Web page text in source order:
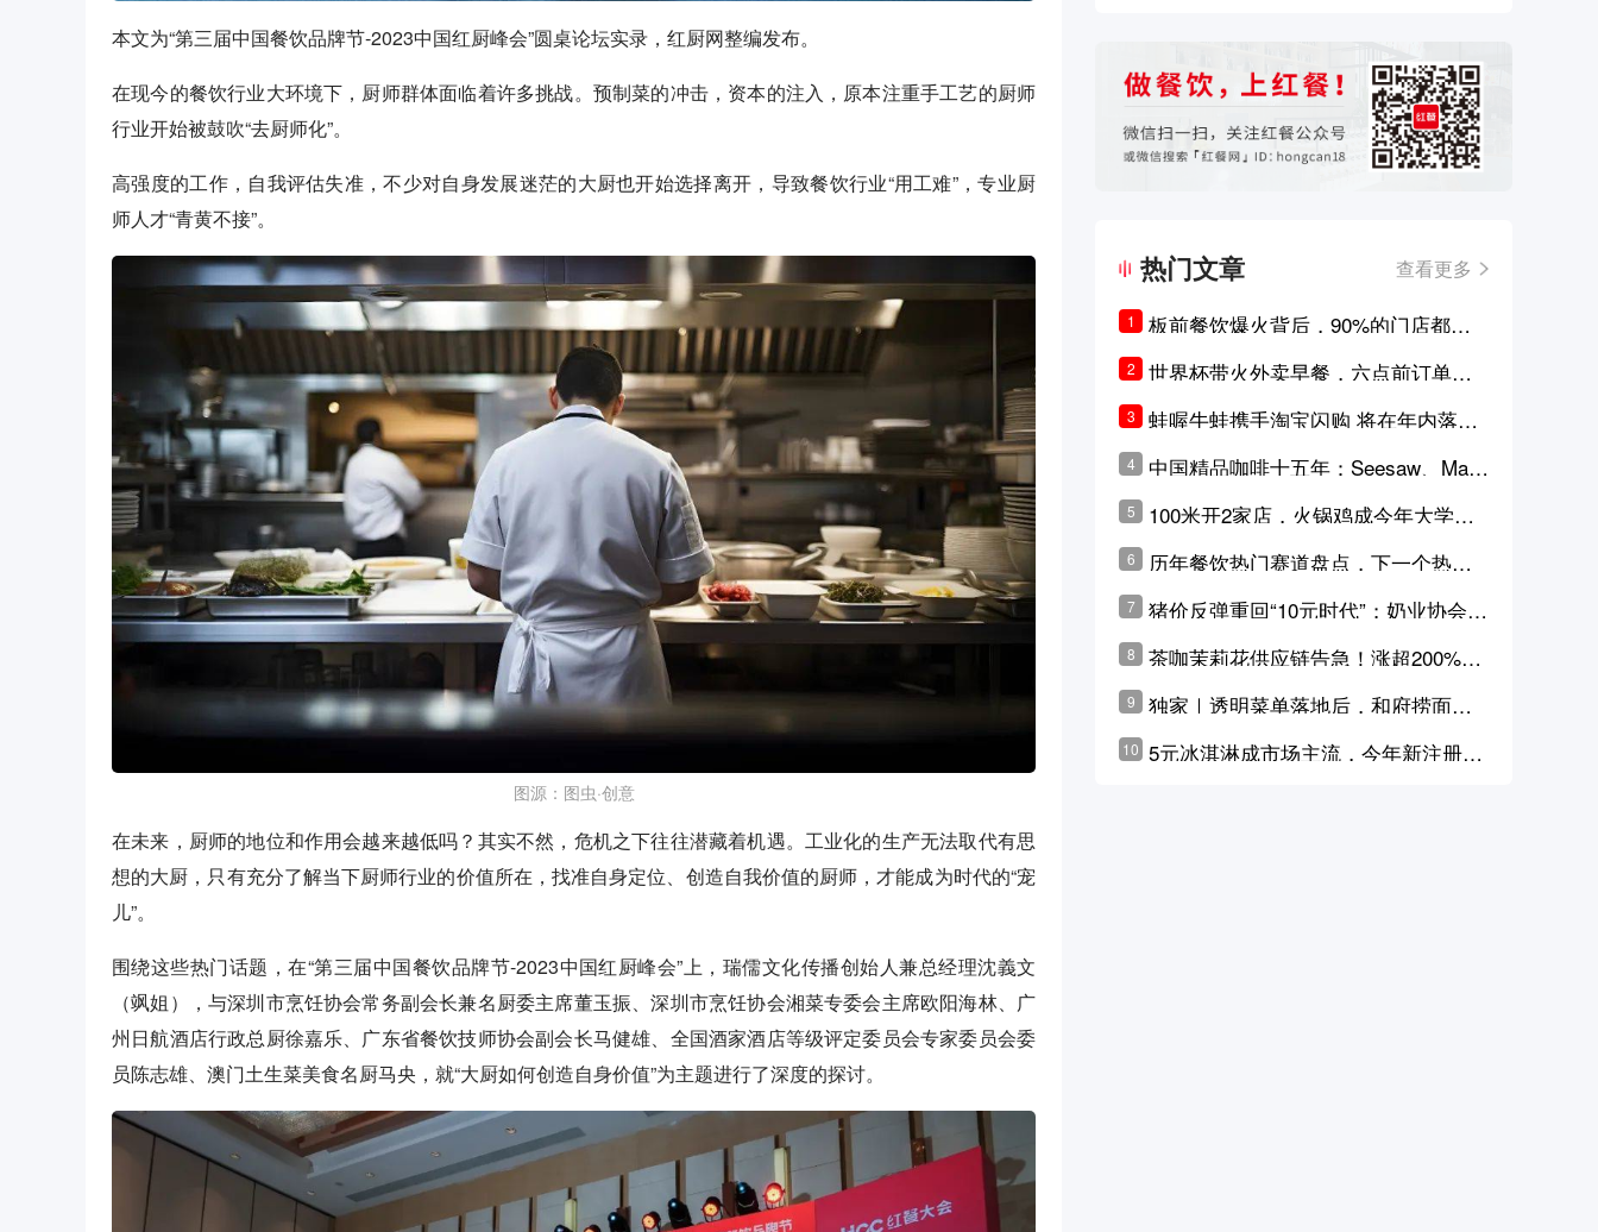
本文为“第三届中国餐饮品牌节-2023中国红厨峰会”圆桌论坛实录，红厨网整编发布。
在现今的餐饮行业大环境下，厨师群体面临着许多挑战。预制菜的冲击，资本的注入，原本注重手工艺的厨师
行业开始被鼓吹“去厨师化”。
高强度的工作，自我评估失准，不少对自身发展迷茫的大厨也开始选择离开，导致餐饮行业“用工难”，专业厨
师人才“青黄不接”。
图源：图虫·创意
在未来，厨师的地位和作用会越来越低吗？其实不然，危机之下往往潜藏着机遇。工业化的生产无法取代有思
想的大厨，只有充分了解当下厨师行业的价值所在，找准自身定位、创造自我价值的厨师，才能成为时代的“宠
儿”。
围绕这些热门话题，在“第三届中国餐饮品牌节-2023中国红厨峰会”上，瑞儒文化传播创始人兼总经理沈義文
（飒姐），与深圳市烹饪协会常务副会长兼名厨委主席董玉振、深圳市烹饪协会湘菜专委会主席欧阳海林、广
州日航酒店行政总厨徐嘉乐、广东省餐饮技师协会副会长马健雄、全国酒家酒店等级评定委员会专家委员会委
员陈志雄、澳门土生菜美食名厨马央，就“大厨如何创造自身价值”为主题进行了深度的探讨。
热门文章 查看更多
1
板前餐饮爆火背后，90%的门店都只
是徒有其表的刻意作秀？
2
世界杯带火外卖早餐，六点前订单大
涨超5成，巴西比赛成“早餐带货王”
3
蛙喔牛蛙携手淘宝闪购 将在年内落地3
4
中国精品咖啡十五年：Seesaw、Man
ner、M Stand为何结出了不同的果
实？
5
100米开2家店，火锅鸡成今年大学城
6
历年餐饮热门赛道盘点，下一个热门
7
猪价反弹重回“10元时代”；奶业协会称
原奶价格现回暖迹象
8
茶咖茉莉花供应链告急！涨超200%，
横州花价冲破50元一斤
9
独家｜透明菜单落地后，和府捞面李
学林公布未来10年计划
10 5元冰淇淋成市场主流，今年新注册相